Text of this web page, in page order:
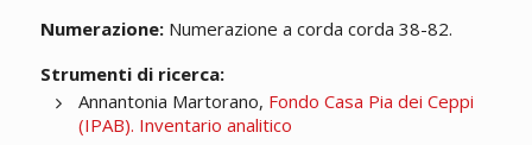
Numerazione:Numerazione a corda corda 38-82.
Strumenti di ricerca:
Annantonia Martorano, Fondo Casa Pia dei Ceppi
(IPAB). Inventario analitico